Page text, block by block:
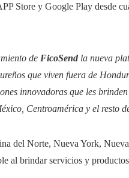
Store y Google Play desde
de FicoSend la nueva
que viven fuera de
innovadoras que les
Centroamérica y el resto
del Norte, Nueva York,
al brindar servicios y